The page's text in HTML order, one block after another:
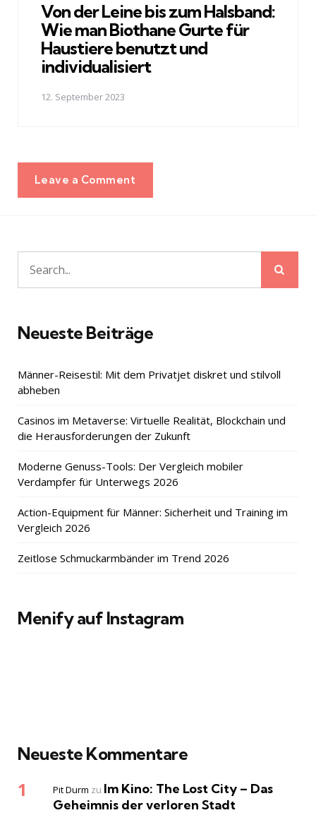
Von der Leine bis zum Halsband:
Wie man Biothane Gurte für
Haustiere benutzt und
individualisiert
12. September 2023
Leave a Comment
Search
for:
Neueste Beiträge
Männer-Reisestil: Mit dem Privatjet diskret und stilvoll
abheben
Casinos im Metaverse: Virtuelle Realität, Blockchain und
die Herausforderungen der Zukunft
Moderne Genuss-Tools: Der Vergleich mobiler
Verdampfer für Unterwegs 2026
Action-Equipment für Männer: Sicherheit und Training im
Vergleich 2026
Zeitlose Schmuckarmbänder im Trend 2026
Menify auf Instagram
Neueste Kommentare
Pit Durm zu Im Kino: The Lost City – Das
Geheimnis der verloren Stadt